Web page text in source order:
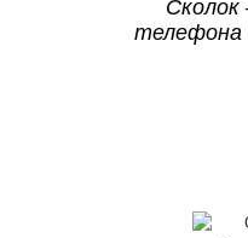
телефона